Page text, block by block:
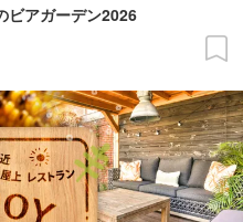
ビアガーデン2026